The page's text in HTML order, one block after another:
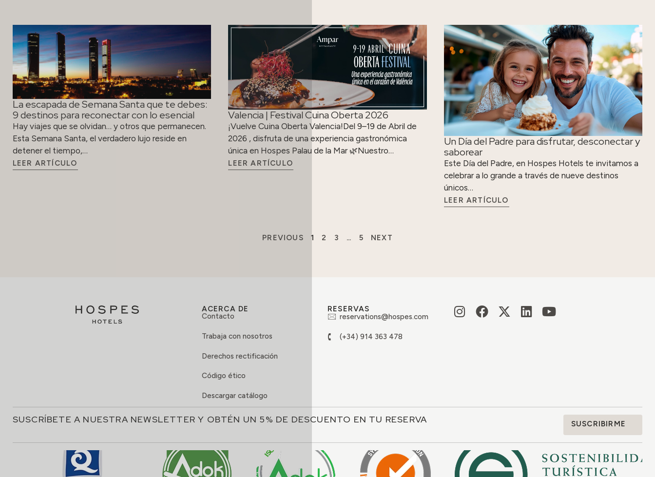
La escapada de Semana Santa que te debes:
9 destinos para reconectar con lo esencial
Hay viajes que se olvidan… y otros que permanecen.
Esta Semana Santa, el verdadero lujo reside en
detener el tiempo,…
LEER ARTÍCULO
Valencia | Festival Cuina Oberta 2026
¡Vuelve Cuina Oberta Valencia!Del 9–19 de Abril de
2026 , disfruta de una experiencia gastronómica
única en Hospes Palau de la Mar 🌿Nuestro…
LEER ARTÍCULO
Un Día del Padre para disfrutar, desconectar y
saborear
Este Día del Padre, en Hospes Hotels te invitamos a
celebrar a lo grande a través de nueve destinos
únicos…
LEER ARTÍCULO
PREVIOUS 1 2 3 … 5 NEXT
ACERCA DE
Contacto
Trabaja con nosotros
Derechos rectificación
Código ético
Descargar catálogo
RESERVAS
reservations@hospes.com
(+34) 914 363 478
SUSCRÍBETE A NUESTRA NEWSLETTER Y OBTÉN UN 5% DE DESCUENTO EN TU RESERVA SUSCRIBIRME